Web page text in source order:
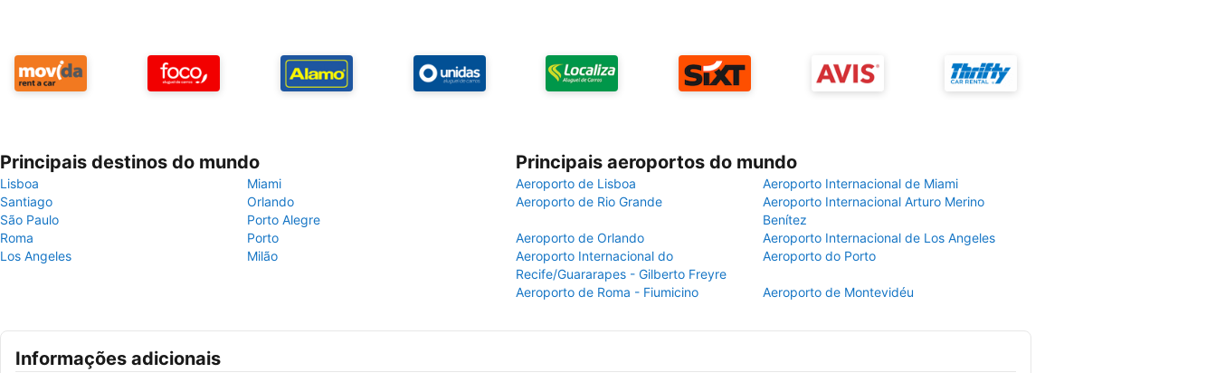
Principais destinos do mundo
Lisboa
Miami
Santiago
Orlando
São Paulo
Porto Alegre
Roma
Porto
Los Angeles
Milão
Principais aeroportos do mundo
Aeroporto de Lisboa
Aeroporto Internacional de Miami
Aeroporto de Rio Grande
Aeroporto Internacional Arturo Merino
Benítez
Aeroporto de Orlando
Aeroporto Internacional de Los Angeles
Aeroporto Internacional do
Recife/Guararapes - Gilberto Freyre
Aeroporto do Porto
Aeroporto de Roma - Fiumicino Aeroporto de Montevidéu
Informações adicionais